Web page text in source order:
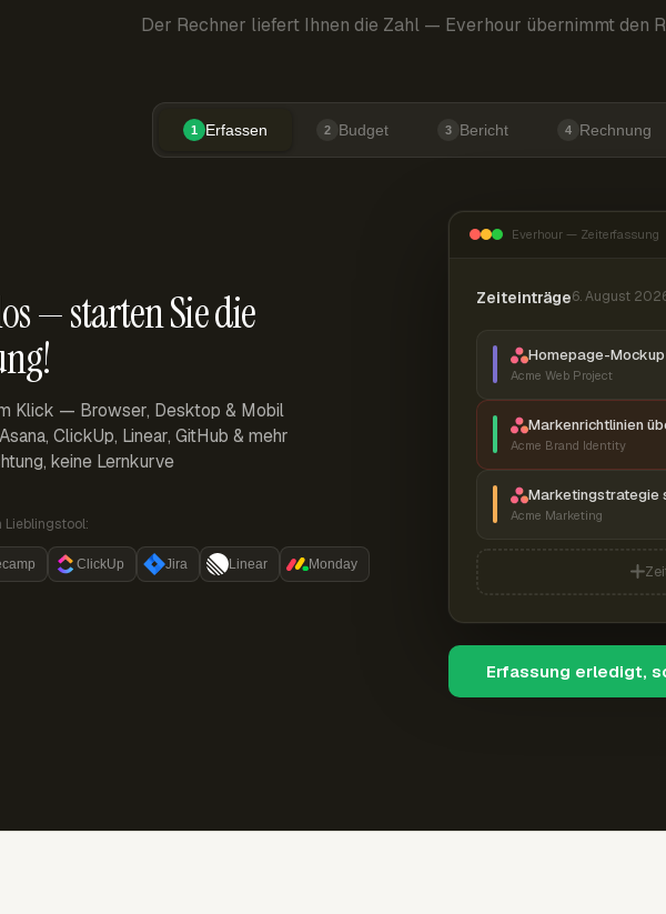
Der Rechner liefert Ihnen die Zahl — Everhour übernimmt den
1 Erfassen 2 Budget 3 Bericht 4 Rechnung
— starten Sie die
Klick — Browser, Desktop & Mobil
ClickUp, Linear, GitHub & mehr
keine Lernkurve
Lieblingstool:
ClickUp Jira Linear Monday
Everhour — Zeiterfassung
Zeiteinträge6. August
Homepage-
Acme Web Project
Markenrichtlinien
Acme Brand Identity
Marketingstrategie
Acme Marketing
Erfassung erledigt,